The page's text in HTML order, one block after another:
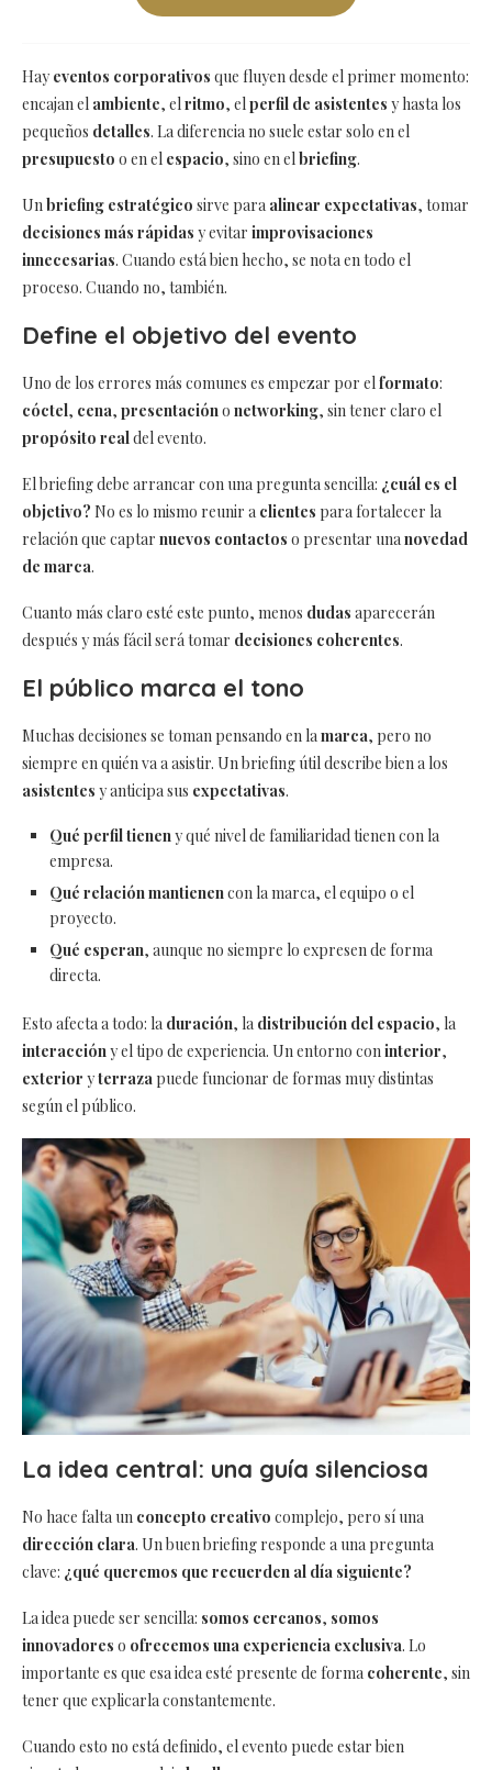
Hayeventos corporativos que fluyen desde el primer momento:
encajan el ambiente, el ritmo, el perfil de asistentes y hasta los
pequeños detalles. La diferencia no suele estar solo en el
presupuesto o en el espacio, sino en el briefing.
Un briefing estratégico sirve para alinear expectativas, tomar
decisiones más rápidas y evitar improvisaciones
innecesarias. Cuando está bien hecho, se nota en todo el
proceso. Cuando no, también.
Define el objetivo del evento
Uno de los errores más comunes es empezar por el formato:
cóctel, cena, presentacióno networking, sin tener claro el
propósito real del evento.
El briefing debe arrancar con una pregunta sencilla: ¿cuál es el
objetivo? No es lo mismo reunir a clientes para fortalecer la
relación que captar nuevos contactos o presentar una novedad
de marca.
Cuanto más claro esté este punto, menos dudas aparecerán
después y más fácil será tomar decisiones coherentes.
El público marca el tono
Muchas decisiones se toman pensando en la marca, pero no
siempre en quién va a asistir. Un briefing útil describe bien a los
asistentes y anticipa sus expectativas.
Qué perfil tieneny qué nivel de familiaridad tienen con la
empresa.
Qué relación mantienencon la marca, el equipo o el
proyecto.
Qué esperan, aunque no siempre lo expresen de forma
directa.
Esto afecta a todo: la duración, la distribución del espacio, la
interaccióny el tipo de experiencia. Un entorno con interior,
exterior yterraza puede funcionar de formas muy distintas
según el público.
La idea central: una guía silenciosa
No hace falta un concepto creativo complejo, pero sí una
dirección clara. Un buen briefing responde a una pregunta
clave: ¿qué queremos que recuerden al día siguiente?
La idea puede ser sencilla: somos cercanos, somos
innovadores o ofrecemos una experiencia exclusiva. Lo
importante es que esa idea esté presente de forma coherente, sin
tener que explicarla constantemente.
Cuando esto no está definido, el evento puede estar bien